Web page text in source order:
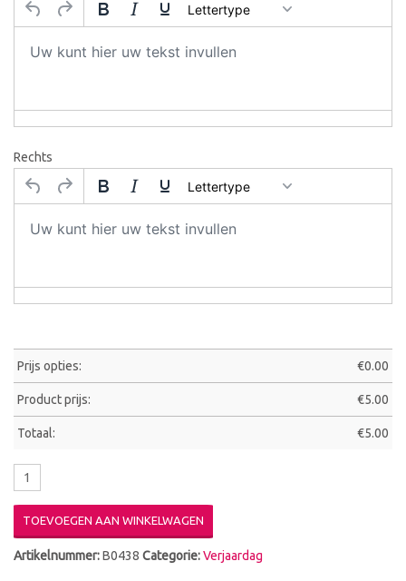
Lettertype
Rechts
Lettertype
Prijs opties: €0.00
Product prijs: €5.00
Totaal: €5.00
TOEVOEGEN AAN WINKELWAGEN
Artikelnummer:B0438 Categorie:Verjaardag